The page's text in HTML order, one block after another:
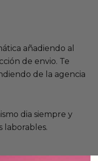
añadiendo al
de envio. Te
de la agencia
dia siempre y
laborables.